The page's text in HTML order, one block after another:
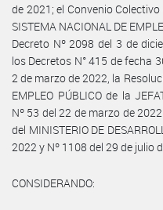
de 2021; el Convenio
SISTEMA NACIONAL DE
Decreto Nº 2098 del 3 de
los Decretos N° 415 de fecha
2 de marzo de 2022, la
EMPLEO PÚBLICO de la
Nº 53 del 22 de marzo de
del MINISTERIO DE
2022 y Nº 1108 del 29 de julio
CONSIDERANDO: